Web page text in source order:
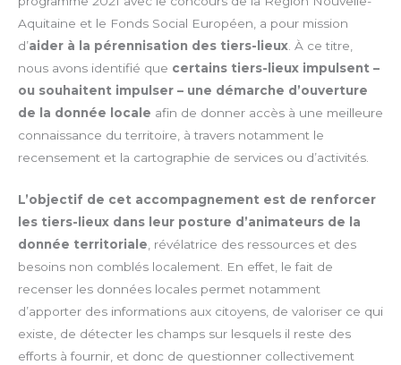
Aquitaine et le Fonds Social Européen, a pour mission
d’aider à la pérennisation des tiers-lieux. À ce titre,
nous avons identifié que certains tiers-lieux impulsent –
ou souhaitent impulser – une démarche d’ouverture
de la donnée locale afin de donner accès à une meilleure
connaissance du territoire, à travers notamment le
recensement et la cartographie de services ou d’activités.
L’objectif de cet accompagnement est de renforcer
les tiers-lieux dans leur posture d’animateurs de la
donnée territoriale, révélatrice des ressources et des
besoins non comblés localement. En effet, le fait de
recenser les données locales permet notamment
d’apporter des informations aux citoyens, de valoriser ce qui
existe, de détecter les champs sur lesquels il reste des
efforts à fournir, et donc de questionner collectivement